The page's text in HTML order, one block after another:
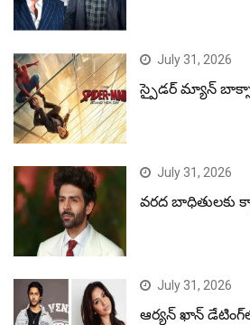
July 31, 2026
స్పైడర్ మ్యాన్
July 31, 2026
వరద బాధితులకు
July 31, 2026
ఆర్యన్ ఖాన్